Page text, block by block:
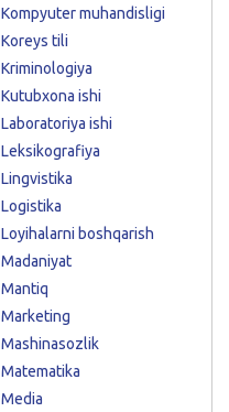
Kompyuter muhandisligi
Koreys tili
Kriminologiya
Kutubxona ishi
Laboratoriya ishi
Leksikografiya
Lingvistika
Logistika
Loyihalarni boshqarish
Madaniyat
Mantiq
Marketing
Mashinasozlik
Matematika
Media